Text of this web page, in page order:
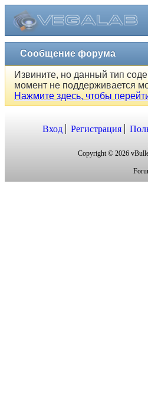
Сообщение форума
Извините, но данный тип
момент не поддерживается
Нажмите здесь, чтобы
Вход Регистрация
Copyright © 2026